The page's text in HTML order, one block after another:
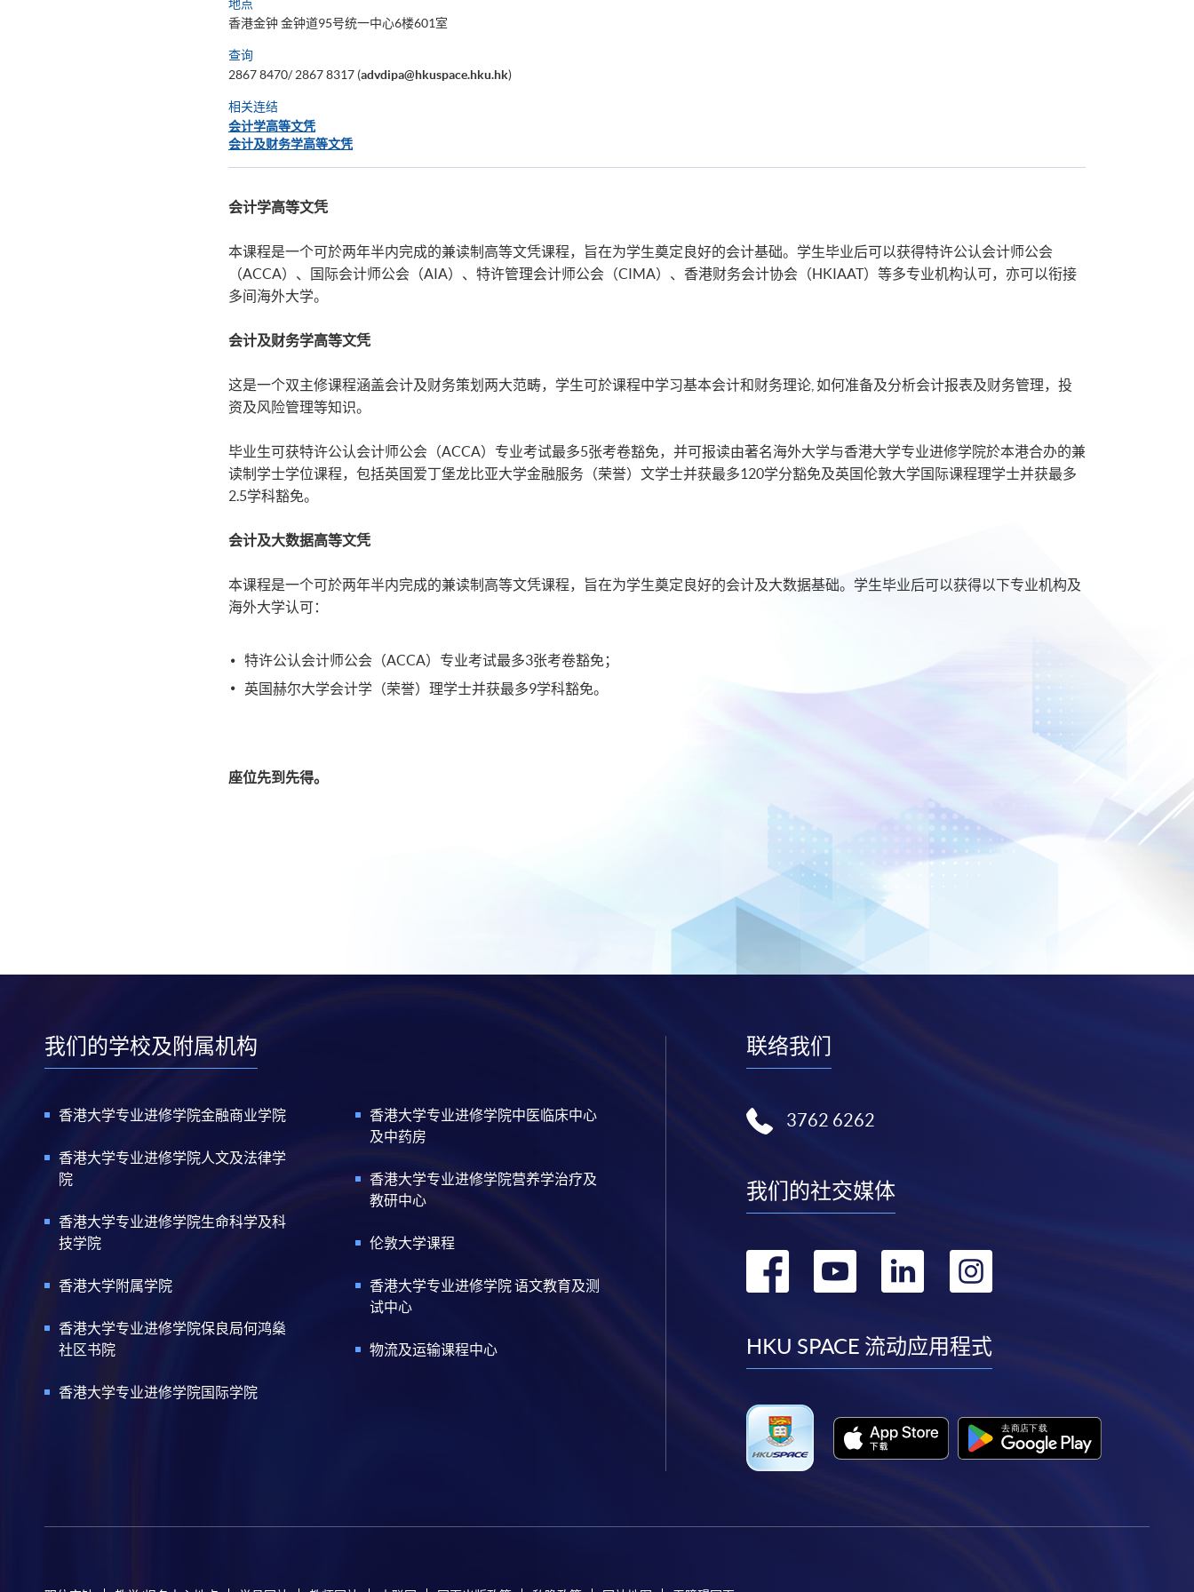
地点
香港金钟 金钟道95号统一中心6楼601室
查询
2867 8470/ 2867 8317 (advdipa@hkuspace.hku.hk)
相关连结
会计学高等文凭
会计及财务学高等文凭
会计学高等文凭
本课程是一个可於两年半内完成的兼读制高等文凭课程，旨在为学生奠定良好的会计基础。学生毕业后可以获得特许公认会计师公会
（ACCA）、国际会计师公会（AIA）、特许管理会计师公会（CIMA）、香港财务会计协会（HKIAAT）等多专业机构认可，亦可以衔接
多间海外大学。
会计及财务学高等文凭
这是一个双主修课程涵盖会计及财务策划两大范畴，学生可於课程中学习基本会计和财务理论, 如何准备及分析会计报表及财务管理，投
资及风险管理等知识。
毕业生可获特许公认会计师公会（ACCA）专业考试最多5张考卷豁免，并可报读由著名海外大学与香港大学专业进修学院於本港合办的兼
读制学士学位课程，包括英国爱丁堡龙比亚大学金融服务（荣誉）文学士并获最多120学分豁免及英国伦敦大学国际课程理学士并获最多
2.5学科豁免。
会计及大数据高等文凭
本课程是一个可於两年半内完成的兼读制高等文凭课程，旨在为学生奠定良好的会计及大数据基础。学生毕业后可以获得以下专业机构及
海外大学认可：
特许公认会计师公会（ACCA）专业考试最多3张考卷豁免；
英国赫尔大学会计学（荣誉）理学士并获最多9学科豁免。
座位先到先得。
我们的学校及附属机构
香港大学专业进修学院金融商业学院
香港大学专业进修学院人文及法律学
院
香港大学专业进修学院生命科学及科
技学院
香港大学附属学院
香港大学专业进修学院保良局何鸿燊
社区书院
香港大学专业进修学院国际学院
香港大学专业进修学院中医临床中心
及中药房
香港大学专业进修学院营养学治疗及
教研中心
伦敦大学课程
香港大学专业进修学院 语文教育及测
试中心
物流及运输课程中心
联络我们
3762 6262
我们的社交媒体
转
facebook
转
youtube
转
linkedininstagram
HKU SPACE 流动应用程式